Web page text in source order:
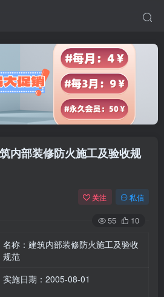
内部装修防火施工及验收规
关注 私信
55 10
名称：建筑内部装修防火施工及验收
规范
实施日期：2005-08-01